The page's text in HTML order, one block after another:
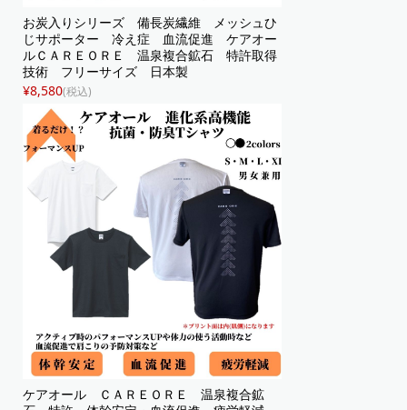
お炭入りシリーズ 備長炭繊維 メッシュひ
じサポーター 冷え症 血流促進 ケアオー
ルＣＡＲＥＯＲＥ 温泉複合鉱石 特許取得
技術 フリーサイズ 日本製
¥8,580(税込)
ケアオール ＣＡＲＥＯＲＥ 温泉複合鉱